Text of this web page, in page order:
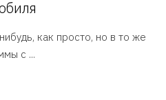
как просто, но в то же
с ...